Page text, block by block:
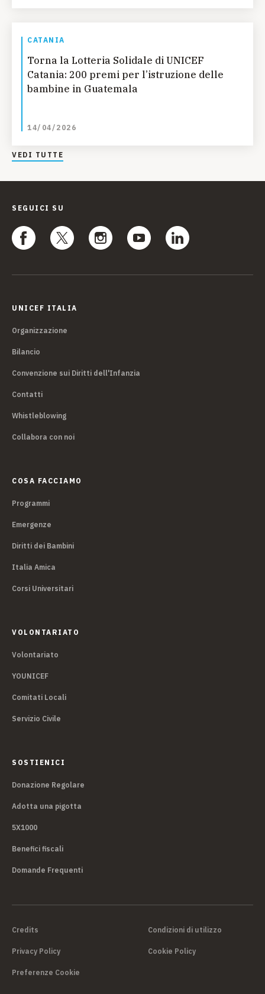
CATANIA
Torna la Lotteria Solidale di UNICEF
Catania: 200 premi per l’istruzione delle
bambine in Guatemala
14/04/2026
VEDI TUTTE
SEGUICI SU
UNICEF ITALIA
Organizzazione
Bilancio
Convenzione sui Diritti dell'Infanzia
Contatti
Whistleblowing
Collabora con noi
COSA FACCIAMO
Programmi
Emergenze
Diritti dei Bambini
Italia Amica
Corsi Universitari
VOLONTARIATO
Volontariato
YOUNICEF
Comitati Locali
Servizio Civile
SOSTIENICI
Donazione Regolare
Adotta una pigotta
5X1000
Benefici fiscali
Domande Frequenti
Credits Condizioni di utilizzo
Privacy Policy Cookie Policy
Preferenze Cookie